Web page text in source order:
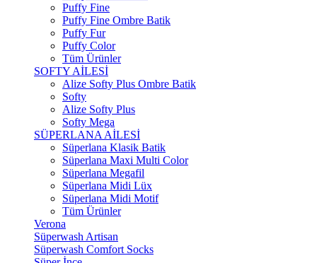
Puffy Fine
Puffy Fine Ombre Batik
Puffy Fur
Puffy Color
Tüm Ürünler
SOFTY AİLESİ
Alize Softy Plus Ombre Batik
Softy
Alize Softy Plus
Softy Mega
SÜPERLANA AİLESİ
Süperlana Klasik Batik
Süperlana Maxi Multi Color
Süperlana Megafil
Süperlana Midi Lüx
Süperlana Midi Motif
Tüm Ürünler
Verona
Süperwash Artisan
Süperwash Comfort Socks